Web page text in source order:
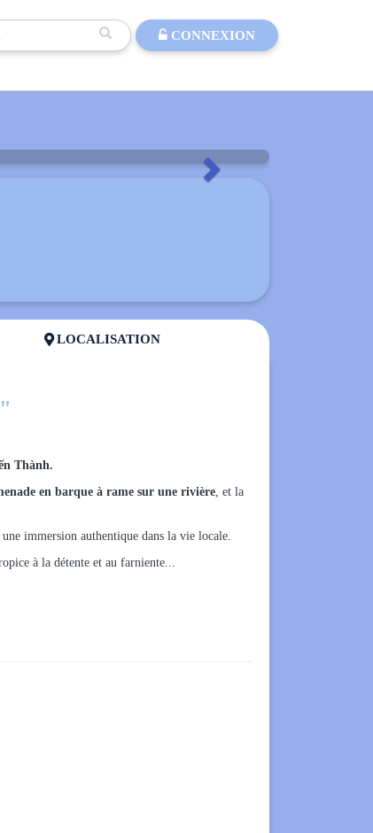
CONNEXION
Suivant
 LOCALISATION
Thành.
en barque à rame sur une rivière, et la
immersion authentique dans la vie locale.
à la détente et au farniente...